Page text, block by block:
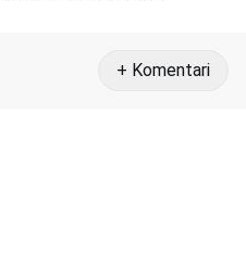
+ Komentari